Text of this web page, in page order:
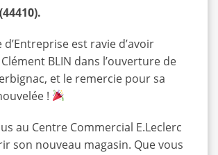
d’Entreprise est ravie d’avoir
BLIN dans l’ouverture de
et le remercie pour sa
!
au Centre Commercial E.Leclerc
son nouveau magasin. Que vous